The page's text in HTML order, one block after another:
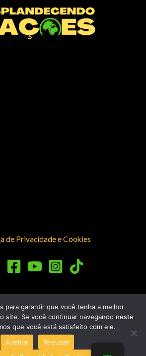
de Privacidade e Cookies
Resplandecendo Nações |
In Digi - Digital Marketing Agency
para garantir que você tenha a melhor
site. Se você continuar navegando neste
que você está satisfeito com ele.
Aceitar
Recusar